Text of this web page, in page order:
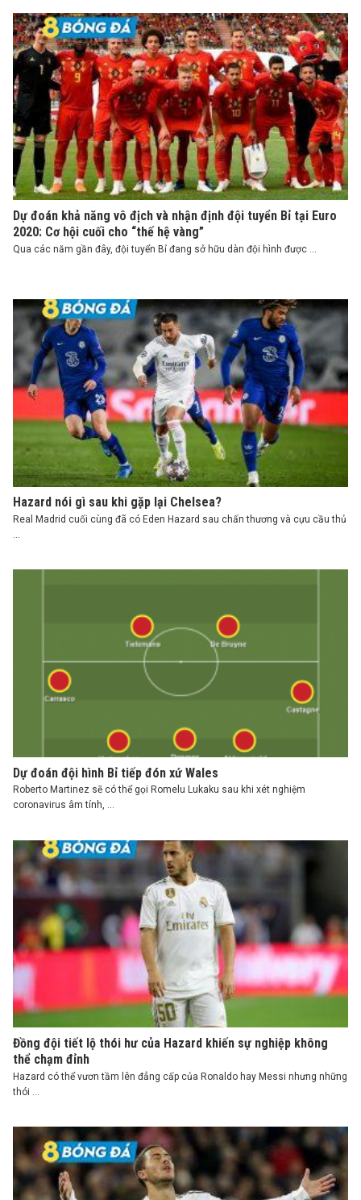
Dự đoán khả năng vô địch và nhận định đội tuyển Bỉ tại Euro
2020: Cơ hội cuối cho “thế hệ vàng”
Qua các năm gần đây, đội tuyển Bỉ đang sở hữu dàn đội hình được ...
Hazard nói gì sau khi gặp lại Chelsea?
Real Madrid cuối cùng đã có Eden Hazard sau chấn thương và cựu cầu thủ
...
Dự đoán đội hình Bỉ tiếp đón xứ Wales
Roberto Martinez sẽ có thể gọi Romelu Lukaku sau khi xét nghiệm
coronavirus âm tính, ...
Đồng đội tiết lộ thói hư của Hazard khiến sự nghiệp không
thể chạm đỉnh
Hazard có thể vươn tầm lên đẳng cấp của Ronaldo hay Messi nhưng những
thói ...